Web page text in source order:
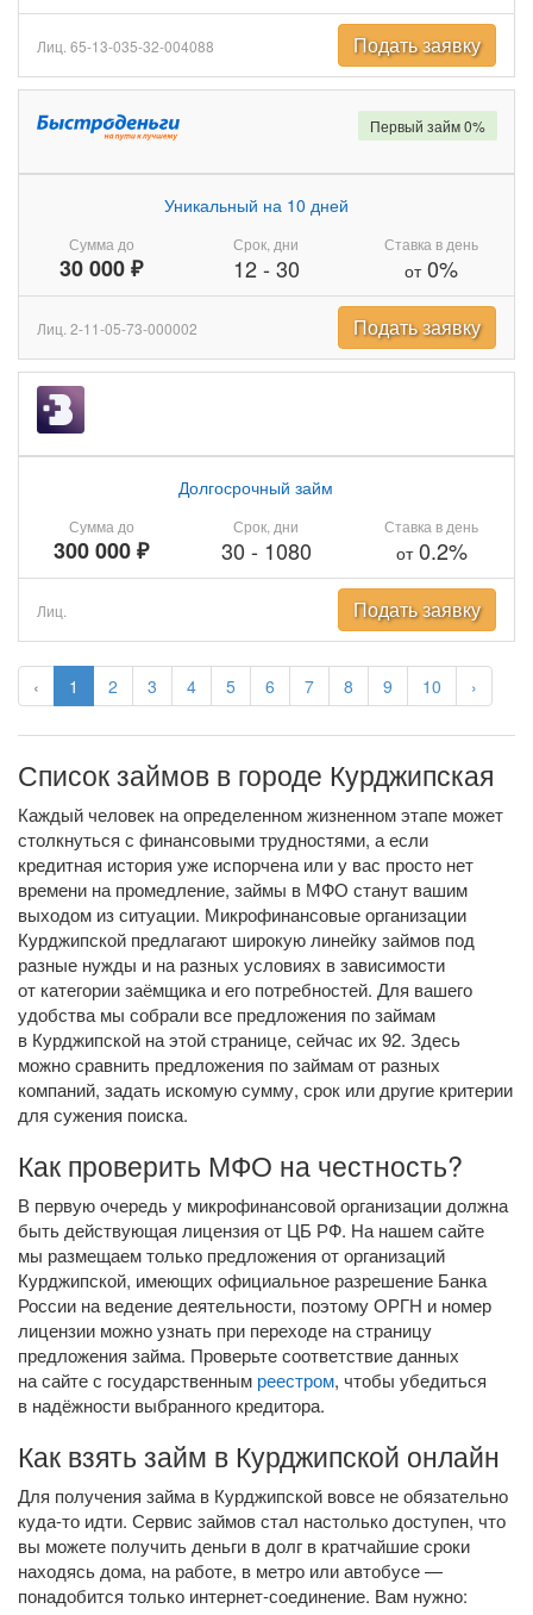
‹ 1 2 3 4 5 6 7 8 9 10 ›
Лиц. 65-13-035-32-004088 Подать заявку
Сумма до
30 000 ₽
Уникальный на 10 дней
Срок, дни
12- 30
Ставка в день
от0%
Первый займ 0%
Лиц. 2-11-05-73-000002 Подать заявку
Сумма до
300 000 ₽
Долгосрочный займ
Срок, дни
30 - 1080
Ставка в день
от0.2%
Лиц. Подать заявку
Список займов в городе Курджипская
Каждый человек на определенном жизненном этапе может
столкнуться с финансовыми трудностями, а если
кредитная история уже испорчена или у вас просто нет
времени на промедление, займы в МФО станут вашим
выходом из ситуации. Микрофинансовые организации
Курджипской предлагают широкую линейку займов под
разные нужды и на разных условиях в зависимости
от категории заёмщика и его потребностей. Для вашего
удобства мы собрали все предложения по займам
в Курджипской на этой странице, сейчас их 92. Здесь
можно сравнить предложения по займам от разных
компаний, задать искомую сумму, срок или другие критерии
для сужения поиска.
Как проверить МФО на честность?
В первую очередь у микрофинансовой организации должна
быть действующая лицензия от ЦБ РФ. На нашем сайте
мы размещаем только предложения от организаций
Курджипской, имеющих официальное разрешение Банка
России на ведение деятельности, поэтому ОРГН и номер
лицензии можно узнать при переходе на страницу
предложения займа. Проверьте соответствие данных
на сайте с государственным реестром, чтобы убедиться
в надёжности выбранного кредитора.
Как взять займ в Курджипской онлайн
Для получения займа в Курджипской вовсе не обязательно
куда-то идти. Сервис займов стал настолько доступен, что
вы можете получить деньги в долг в кратчайшие сроки
находясь дома, на работе, в метро или автобусе —
понадобится только интернет-соединение. Вам нужно: